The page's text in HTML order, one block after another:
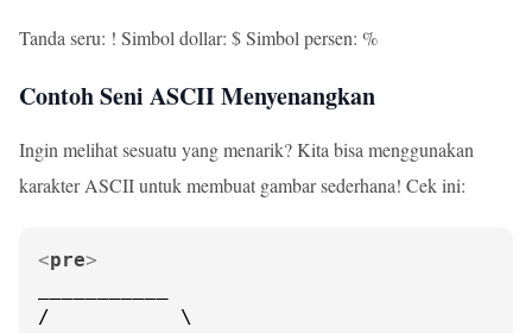
Tanda seru: ! Simbol dollar: $ Simbol persen: %
Contoh Seni ASCII Menyenangkan
Ingin melihat sesuatu yang menarik? Kita bisa menggunakan
karakter ASCII untuk membuat gambar sederhana! Cek ini:
<pre>
/           \